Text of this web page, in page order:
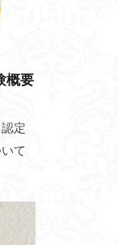
概要
定
て